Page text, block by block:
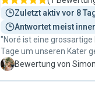
Zuletzt aktiv vor 8
Antwortet meist
"Noré ist eine
Tage um unseren Kater
geklappt und wir würden
S Bewertung von